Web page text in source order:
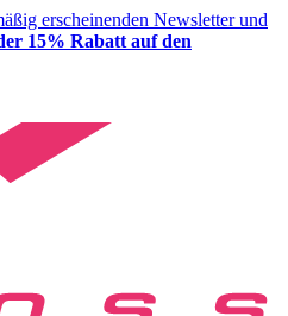
erscheinenden Newsletter und
15% Rabatt auf den